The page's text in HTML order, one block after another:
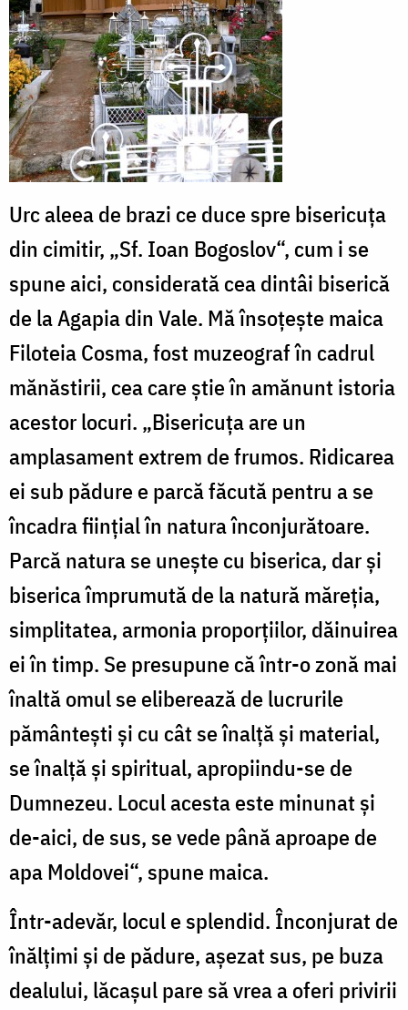
Urc aleea de brazi ce duce spre bisericuţa
din cimitir, „Sf. Ioan Bogoslov“, cum i se
spune aici, considerată cea dintâi biserică
de la Agapia din Vale. Mă însoţeşte maica
Filoteia Cosma, fost muzeograf în cadrul
mănăstirii, cea care ştie în amănunt istoria
acestor locuri. „Bisericuţa are un
amplasament extrem de frumos. Ridicarea
ei sub pădure e parcă făcută pentru a se
încadra fiinţial în natura înconjurătoare.
Parcă natura se uneşte cu biserica, dar şi
biserica împrumută de la natură măreţia,
simplitatea, armonia proporţiilor, dăinuirea
ei în timp. Se presupune că într-o zonă mai
înaltă omul se eliberează de lucrurile
pământeşti şi cu cât se înalţă şi material,
se înalţă şi spiritual, apropiindu-se de
Dumnezeu. Locul acesta este minunat şi
de-aici, de sus, se vede până aproape de
apa Moldovei“, spune maica.
Într-adevăr, locul e splendid. Înconjurat de
înălţimi şi de pădure, aşezat sus, pe buza
dealului, lăcaşul pare să vrea a oferi privirii